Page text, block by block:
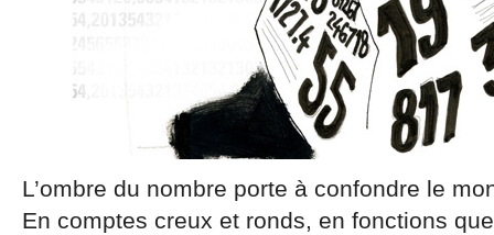
L’ombre du nombre porte à confondre le
En comptes creux et ronds, en fonctions